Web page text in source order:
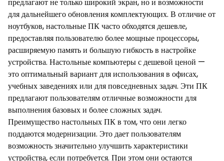
для дальнейшего обновления комплектующих. В отличие от
ноутбуков, настольные ПК часто обходятся дешевле,
предоставляя пользователю более мощные процессоры,
расширяемую память и большую гибкость в настройке
устройства. Настольные компьютеры с дешевой ценой —
это оптимальный вариант для использования в офисах,
учебных заведениях или для повседневных задач. Эти ПК
предлагают пользователям отличные возможности для
выполнения базовых и более сложных задач.
Преимущество настольных ПК в том, что они легко
поддаются модернизации. Это дает пользователям
возможность значительно улучшить характеристики
устройства, если потребуется. При этом они остаются